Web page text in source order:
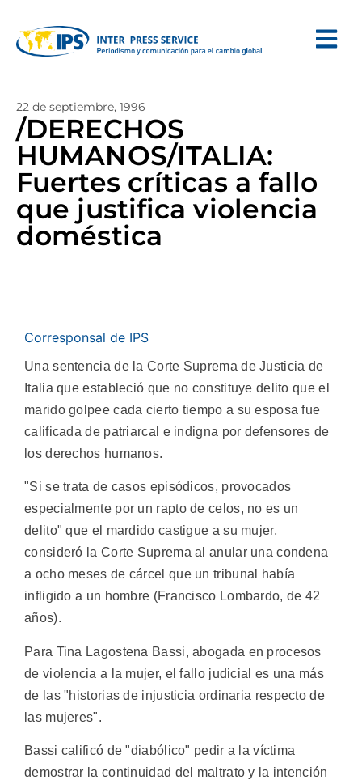
22 de septiembre, 1996
/DERECHOS
HUMANOS/ITALIA:
Fuertes críticas a fallo
que justifica violencia
doméstica
Corresponsal de IPS
Una sentencia de la Corte Suprema de Justicia de
Italia que estableció que no constituye delito que el
marido golpee cada cierto tiempo a su esposa fue
calificada de patriarcal e indigna por defensores de
los derechos humanos.
"Si se trata de casos episódicos, provocados
especialmente por un rapto de celos, no es un
delito" que el mardido castigue a su mujer,
consideró la Corte Suprema al anular una condena
a ocho meses de cárcel que un tribunal había
infligido a un hombre (Francisco Lombardo, de 42
años).
Para Tina Lagostena Bassi, abogada en procesos
de violencia a la mujer, el fallo judicial es una más
de las "historias de injusticia ordinaria respecto de
las mujeres".
Bassi calificó de "diabólico" pedir a la víctima
demostrar la continuidad del maltrato y la intención